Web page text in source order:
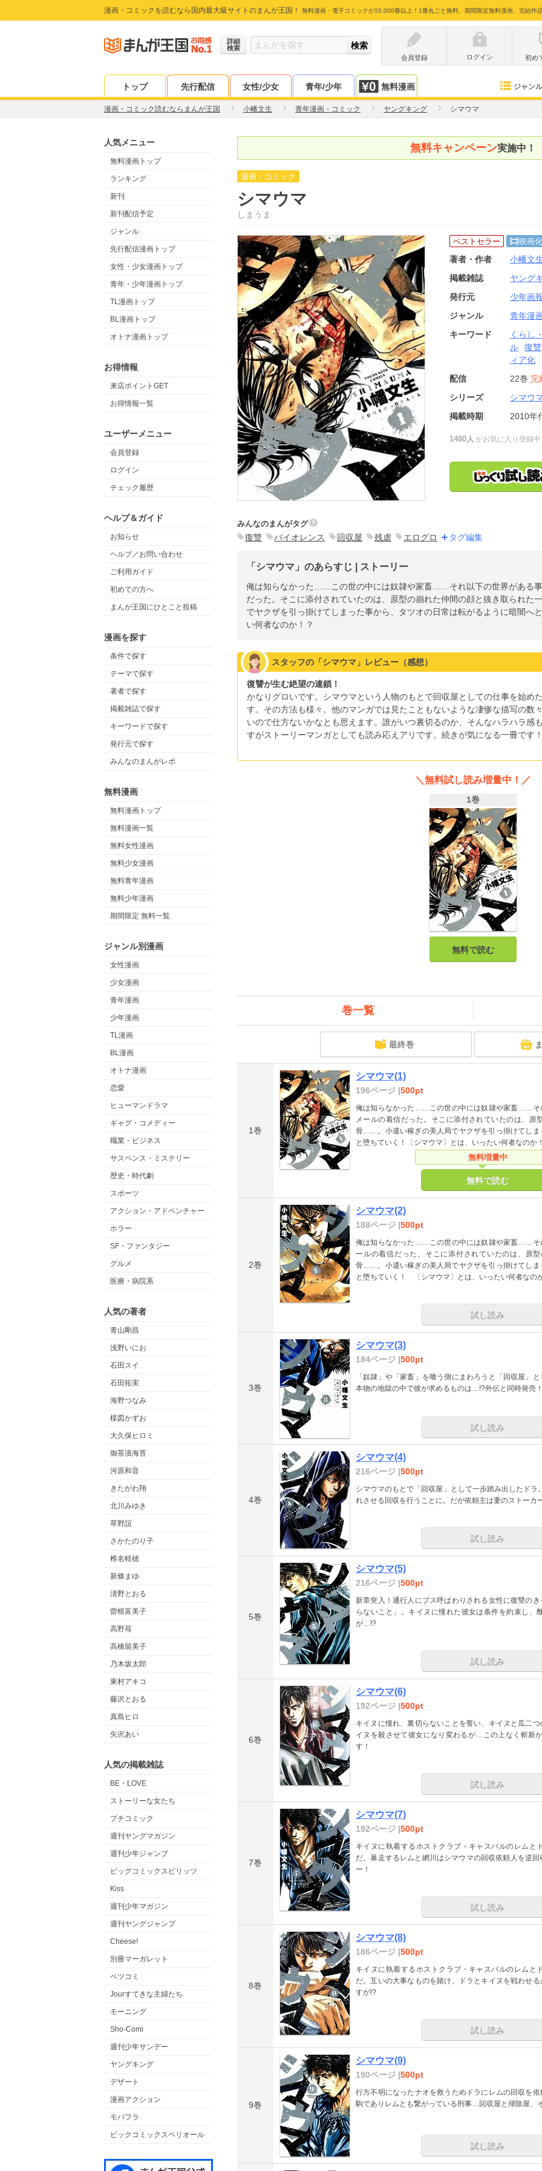
漫画・コミックを読むなら国内最大級サイトのまんが王国！ 無料漫画・電子コミックが10,000冊以上！1冊丸ごと無料、期間限定無料漫画、完結作
詳細
検索
会員登録
ログイン 初め
トップ 先行配信 女性/少女 青年/少年 無料漫画 ジャンル
漫画・コミック読むならまんが王国 小幡文生 青年漫画・コミック ヤングキング シマウマ
人気メニュー
無料漫画トップ
ランキング
新刊
新刊配信予定
ジャンル
先行配信漫画トップ
女性・少女漫画トップ
青年・少年漫画トップ
TL漫画トップ
BL漫画トップ
オトナ漫画トップ
お得情報
来店ポイントGET
お得情報一覧
ユーザーメニュー
会員登録
ログイン
チェック履歴
ヘルプ＆ガイド
お知らせ
ヘルプ／お問い合わせ
ご利用ガイド
初めての方へ
まんが王国にひとこと投稿
漫画を探す
条件で探す
テーマで探す
著者で探す
掲載雑誌で探す
キーワードで探す
発行元で探す
みんなのまんがレポ
無料漫画
無料漫画トップ
無料漫画一覧
無料女性漫画
無料少女漫画
無料青年漫画
無料少年漫画
期間限定 無料一覧
ジャンル別漫画
女性漫画
少女漫画
青年漫画
少年漫画
TL漫画
BL漫画
オトナ漫画
恋愛
ヒューマンドラマ
ギャグ・コメディー
職業・ビジネス
サスペンス・ミステリー
歴史・時代劇
スポーツ
アクション・アドベンチャー
ホラー
SF・ファンタジー
グルメ
医療・病院系
人気の著者
青山剛昌
浅野いにお
石田スイ
石田拓実
海野つなみ
楳図かずお
大久保ヒロミ
御茶漬海苔
河原和音
きたがわ翔
北川みゆき
草野誼
さかたのり子
椎名軽穂
新條まゆ
清野とおる
曽根富美子
高野苺
高橋留美子
乃木坂太郎
東村アキコ
藤沢とおる
真島ヒロ
矢沢あい
人気の掲載雑誌
BE・LOVE
ストーリーな女たち
プチコミック
週刊ヤングマガジン
週刊少年ジャンプ
ビッグコミックスピリッツ
Kiss
週刊少年マガジン
週刊ヤングジャンプ
Cheese!
別冊マーガレット
ベツコミ
Jourすてきな主婦たち
モーニング
Sho-Comi
週刊少年サンデー
ヤングキング
デザート
漫画アクション
モバフラ
ビックコミックスペリオール
無料キャンペーン実施中！
漫画・コミック
シマウマ
しまうま
ベストセラー 映画化
著者・作者 小幡文
掲載雑誌
ヤング
発行元
少年画
ジャンル
青年漫
キーワード
くらし
ル
復讐
ィア化
配信
22巻 完
シリーズ
シマウ
掲載時期
2010年
1480人 がお気に入り登録中
みんなのまんがタグ
復讐 バイオレンス 回収屋 残虐 エログロ タグ編集
「シマウマ」のあらすじ | ストーリー
俺は知らなかった……この世の中には奴隷や家畜……それ以下の世界がある
だった。そこに添付されていたのは、原型の崩れた仲間の顔と抜き取られ
でヤクザを引っ掛けてしまった事から、タツオの日常は転がるように暗闇へ
い何者なのか！？
スタッフの「シマウマ」レビュー（感想）
復讐が生む絶望の連鎖！
かなりグロいです。シマウマという人物のもとで回収屋としての仕事を始め
す。その方法も様々。他のマンガでは見たこともないような凄惨な描写の数
いので仕方ないかなとも思えます。誰がいつ裏切るのか、そんなハラハラ感
すがストーリーマンガとしても読み応えアリです。続きが気になる一冊です！
＼無料試し読み増量中！／
1巻
無料で読む
巻一覧
最終巻
1巻
シマウマ(1)
196ページ |500pt
俺は知らなかった……この世の中には奴隷や家畜……
メールの着信だった。そこに添付されていたのは、原
骨……。小遣い稼ぎの美人局でヤクザを引っ掛けてし
と堕ちていく！〔シマウマ〕とは、いったい何者なのか
無料増量中
無料で読む
2巻
シマウマ(2)
188ページ |500pt
俺は知らなかった……この世の中には奴隷や家畜……そ
ールの着信だった。そこに添付されていたのは、原
骨……。小遣い稼ぎの美人局でヤクザを引っ掛けてし
と堕ちていく！ 〔シマウマ〕とは、いったい何者なの
試し読み
3巻
シマウマ(3)
184ページ |500pt
「奴隷」や「家畜」を喰う側にまわろうと「回収屋」
本物の地獄の中で彼が求めるものは…!?外伝と同時発売！
試し読み
4巻
シマウマ(4)
216ページ |500pt
シマウマのもとで「回収屋」として一歩踏み出したド
れさせる回収を行うことに。だが依頼主は妻のストーカ
試し読み
5巻
シマウマ(5)
216ページ |500pt
新章突入！通行人にブス呼ばわりされる女性に復讐の
らないこと」。キイヌに憧れた彼女は条件を約束し
が…!?
試し読み
6巻
シマウマ(6)
192ページ |500pt
キイヌに憧れ、裏切らないことを誓い、キイヌと瓜二
イヌを殺させて彼女になり変わるが…この上なく斬新
す！
試し読み
7巻
シマウマ(7)
192ページ |500pt
キイヌに執着するホストクラブ・キャスバルのレムと
だ。暴走するレムと網川はシマウマの回収依頼人を逆
ー！
試し読み
8巻
シマウマ(8)
186ページ |500pt
キイヌに執着するホストクラブ・キャスバルのレムと
だ。互いの大事なものを賭け、ドラとキイヌを戦わせ
すが!?
試し読み
9巻
シマウマ(9)
190ページ |500pt
行方不明になったナオを救うためドラにレムの回収を
駒でありレムとも繋がっている刑事…回収屋と掃除屋、
試し読み